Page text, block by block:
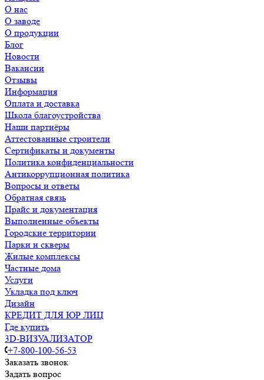
О нас
О заводе
О продукции
Блог
Новости
Вакансии
Отзывы
Информация
Оплата и доставка
Школа благоустройства
Наши партнёры
Аттестованные строители
Сертификаты и документы
Политика конфиденциальности
Антикоррупционная политика
Вопросы и ответы
Обратная связь
Прайс и документация
Выполненные объекты
Городские территории
Парки и скверы
Жилые комплексы
Частные дома
Услуги
Укладка под ключ
Дизайн
КРЕДИТ ДЛЯ ЮР ЛИЦ
Где купить
3D-ВИЗУАЛИЗАТОР
+7-800-100-56-53
Заказать звонок
Задать вопрос